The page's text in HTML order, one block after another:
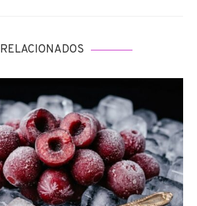
RELACIONADOS